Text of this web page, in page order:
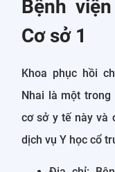
Bệnh
Cơ sở 1
Khoa phục hồi
Nhai là một trong
cơ sở y tế này và
dịch vụ Y học cổ